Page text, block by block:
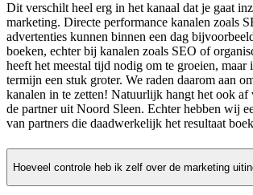
Dit verschilt heel erg in het kanaal dat je gaat
marketing. Directe performance kanalen zoals
advertenties kunnen binnen een dag
boeken, echter bij kanalen zoals SEO of
heeft het meestal tijd nodig om te groeien, maar
termijn een stuk groter. We raden daarom aan
kanalen in te zetten! Natuurlijk hangt het ook af
de partner uit Noord Sleen. Echter hebben wij
van partners die daadwerkelijk het resultaat
Hoeveel controle heb ik zelf over de marketing